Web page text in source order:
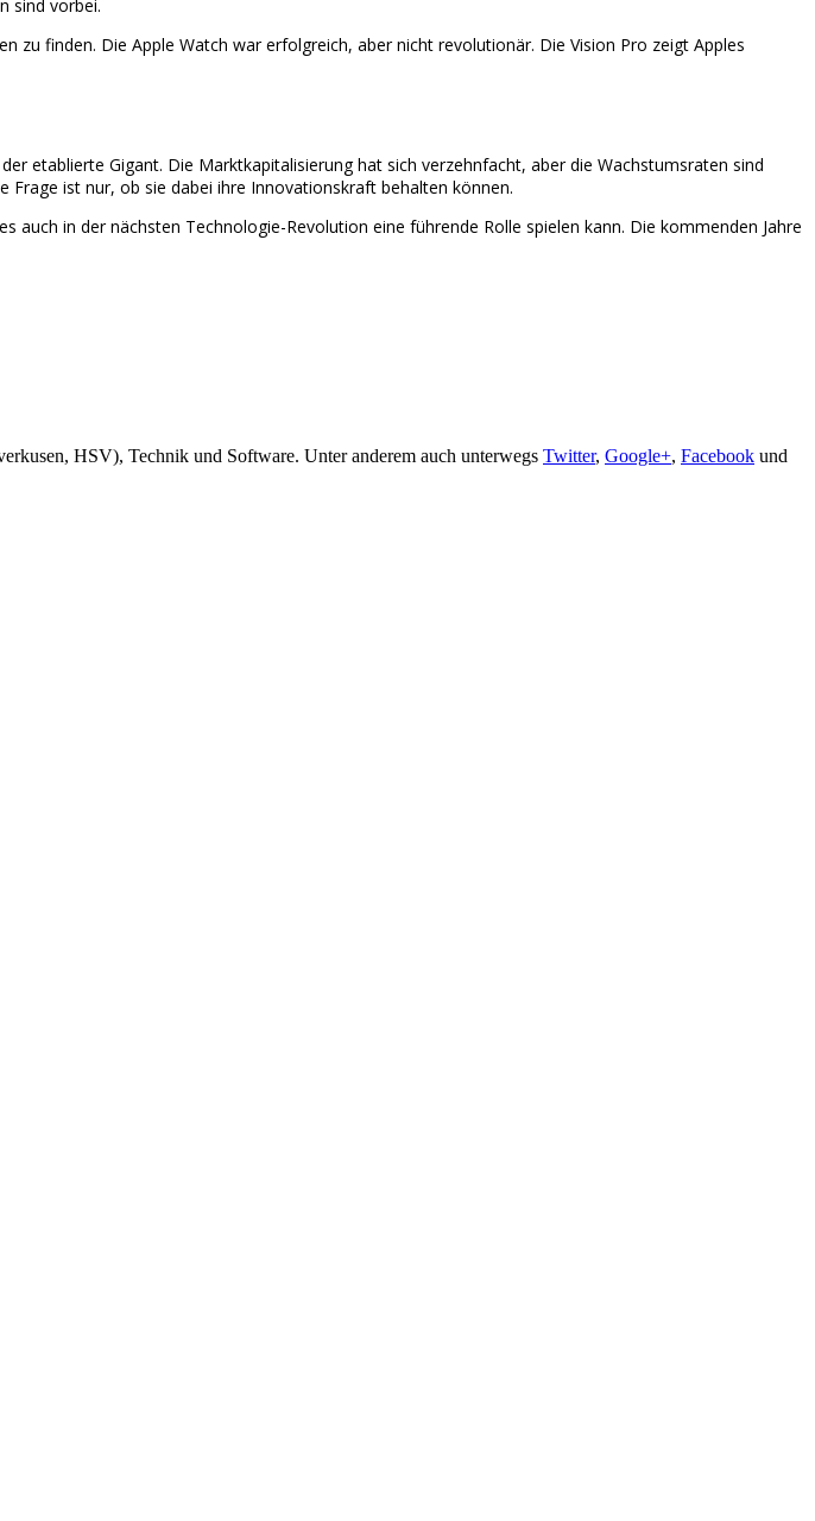
sind vorbei.
finden. Die Apple Watch war erfolgreich, aber nicht revolutionär. Die Vision Pro zeigt Apples
etablierte Gigant. Die Marktkapitalisierung hat sich verzehnfacht, aber die Wachstumsraten sind
ist nur, ob sie dabei ihre Innovationskraft behalten können.
in der nächsten Technologie-Revolution eine führende Rolle spielen kann. Die kommenden Jahre
HSV), Technik und Software. Unter anderem auch unterwegs Twitter, Google+, Facebook und